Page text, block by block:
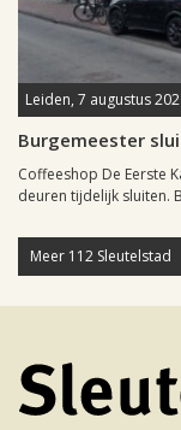
Leiden, 7 augustus
Burgemeester
Coffeeshop De Eerste
deuren tijdelijk sluiten.
Meer 112 Sleutelstad